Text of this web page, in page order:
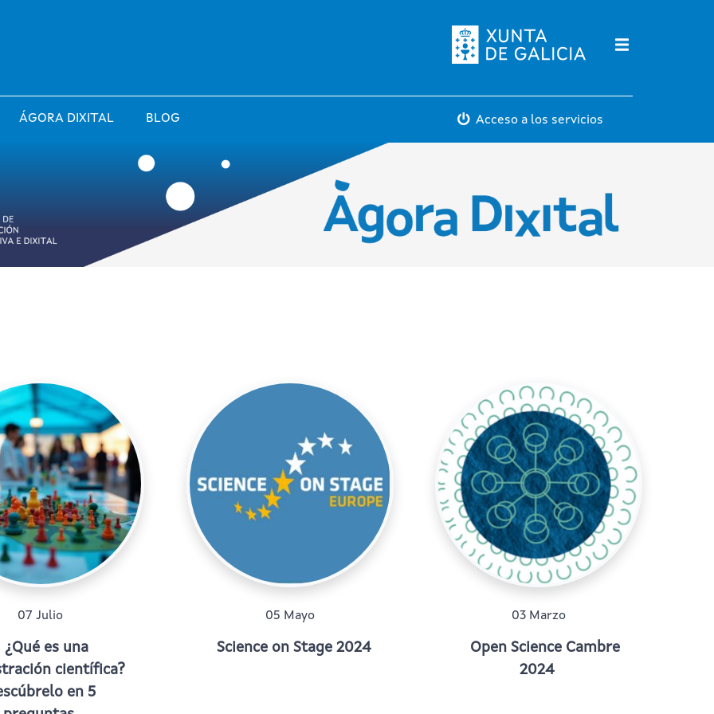
ÁGORA DIXITAL BLOG Acceso a los servicios
07 Julio
¿Qué es una
científica?
en 5
05 Mayo
Science on Stage 2024
03 Marzo
Open Science Cambre
2024